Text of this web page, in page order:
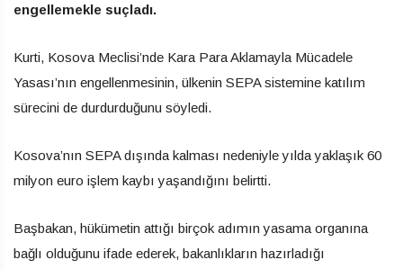
engellemekle suçladı.
Kurti, Kosova Meclisi’nde Kara Para Aklamayla Mücadele
Yasası’nın engellenmesinin, ülkenin SEPA sistemine katılım
sürecini de durdurduğunu söyledi.
Kosova’nın SEPA dışında kalması nedeniyle yılda yaklaşık 60
milyon euro işlem kaybı yaşandığını belirtti.
Başbakan, hükümetin attığı birçok adımın yasama organına
bağlı olduğunu ifade ederek, bakanlıkların hazırladığı